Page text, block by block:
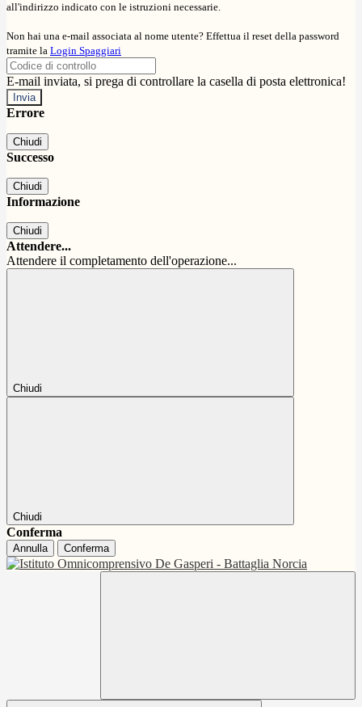
all'indirizzo indicato con le istruzioni necessarie.
Non hai una e-mail associata al nome utente? Effettua il reset della password
tramite la Login Spaggiari
E-mail inviata, si prega di controllare la casella di posta elettronica!
Errore
Chiudi
Successo
Chiudi
Informazione
Chiudi
Attendere...
Attendere il completamento dell'operazione...
Chiudi
Chiudi
Conferma
Annulla Conferma